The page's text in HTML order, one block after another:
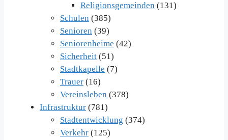
Religionsgemeinden (131)
Schulen (385)
Senioren (39)
Seniorenheime (42)
Sicherheit (51)
Stadtkapelle (7)
Trauer (16)
Vereinsleben (378)
Infrastruktur (781)
Stadtentwicklung (374)
Verkehr (125)